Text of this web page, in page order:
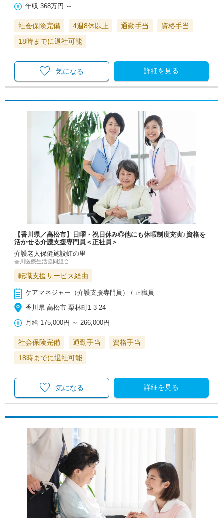
年収 368万円 ～
社会保険完備 4週8休以上 通勤手当
資格手当
18時までに退社可能
詳細を見る
気になる
【香川県／高松市】日曜・祝日休み◎他にも休暇制度充実♪資格を
活かせる介護支援専門員＜正社員＞
介護老人保健施設虹の里
香川医療生活協同組合
転職支援サービス経由
ケアマネジャー（介護支援専門員） / 正職員
香川県 高松市 栗林町1-3-24
月給 175,000円 ～ 266,000円
社会保険完備 通勤手当
資格手当
18時までに退社可能
詳細を見る
気になる